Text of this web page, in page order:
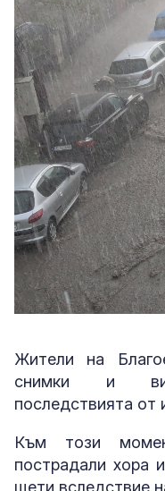
Жители на
снимки и
последствията от
Към този
пострадали хора
щети вследствие